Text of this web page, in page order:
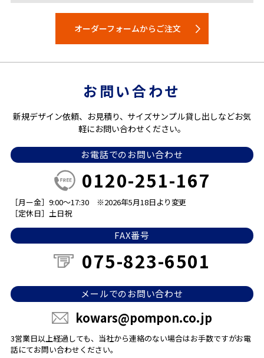
オーダーフォームからご注文
お問い合わせ
新規デザイン依頼、お見積り、サイズサンプル貸し出しなどお気
軽にお問い合わせください。
お電話でのお問い合わせ
0120-251-167
［月ー金］9:00～17:30
※2026年5月18日より変更
［定休日］土日祝
FAX番号
075-823-6501
メールでのお問い合わせ
kowars@pompon.co.jp
3営業日以上経過しても、当社から連絡のない場合はお手数ですがお電
話にてお問い合わせください。